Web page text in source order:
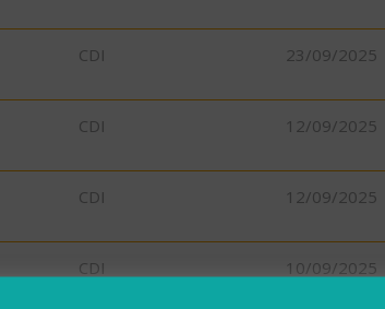
CDI 23/09/2025
CDI 12/09/2025
CDI 12/09/2025
CDI 10/09/2025